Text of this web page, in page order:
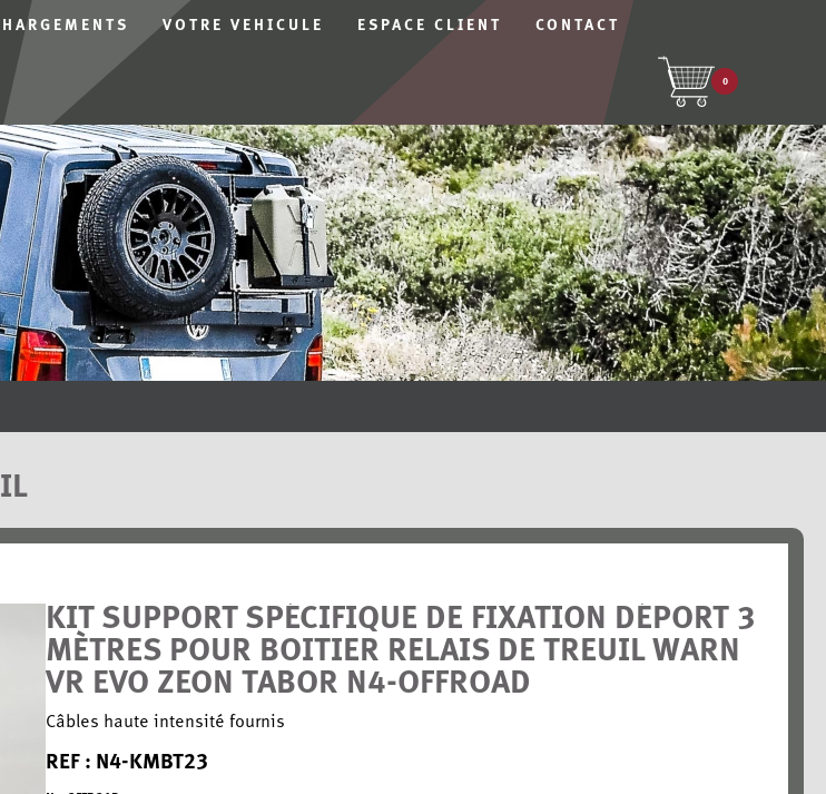
VOTRE VEHICULE ESPACE CLIENT CONTACT
0
KIT SUPPORT SPÉCIFIQUE DE FIXATION DÉPORT 3
MÈTRES POUR BOITIER RELAIS DE TREUIL WARN
VR EVO ZEON TABOR N4-OFFROAD
Câbles haute intensité fournis
REF : N4-KMBT23